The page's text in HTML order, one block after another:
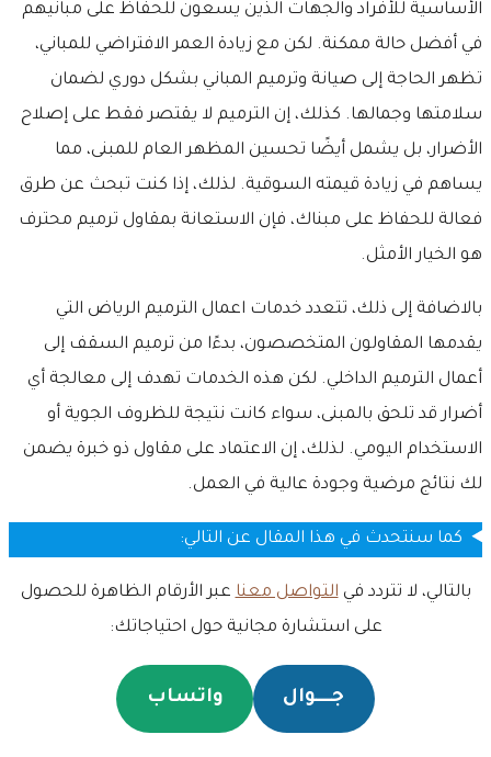
الأساسية للأفراد والجهات الذين يسعون للحفاظ على مبانيهم
في أفضل حالة ممكنة. لكن مع زيادة العمر الافتراضي للمباني،
تظهر الحاجة إلى صيانة وترميم المباني بشكل دوري لضمان
سلامتها وجمالها. كذلك، إن الترميم لا يقتصر فقط على إصلاح
الأضرار، بل يشمل أيضًا تحسين المظهر العام للمبنى، مما
يساهم في زيادة قيمته السوقية. لذلك، إذا كنت تبحث عن طرق
فعالة للحفاظ على مبناك، فإن الاستعانة بمقاول ترميم محترف
هو الخيار الأمثل.
بالاضافة إلى ذلك، تتعدد خدمات اعمال الترميم الرياض التي
يقدمها المقاولون المتخصصون، بدءًا من ترميم السقف إلى
أعمال الترميم الداخلي. لكن هذه الخدمات تهدف إلى معالجة أي
أضرار قد تلحق بالمبنى، سواء كانت نتيجة للظروف الجوية أو
الاستخدام اليومي. لذلك، إن الاعتماد على مقاول ذو خبرة يضمن
لك نتائج مرضية وجودة عالية في العمل.
كما سنتحدث في هذا المقال عن التالي:
بالتالي، لا تتردد فيالتواصل معناعبر الأرقام الظاهرة للحصول
على استشارة مجانية حول احتياجاتك:
جـــــوال واتساب